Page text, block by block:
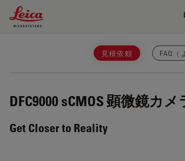
Leica Microsystems Logo
見積依頼 FAQ（
DFC9000sCMOS 顕微鏡カメ
Get Closer to Reality